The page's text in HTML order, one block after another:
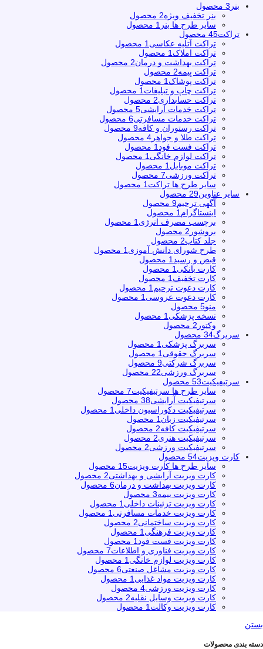
بنر 3 محصول
بنر تخفیف ویژه2 محصول
سایر طرح ها بنر 1 محصول
تراکت45 محصول
تراکت آتلیه عکاسی 1 محصول
تراکت املاک 1 محصول
تراکت بهداشت و درمان2 محصول
تراکت بِيمه2 محصول
تراکت پوشاک 1 محصول
تراکت چاپ و تبلیغات 1 محصول
تراکت حسابداری2 محصول
تراکت خدمات آرایشی5 محصول
تراکت خدمات مسافرتی6 محصول
تراکت رستوران و کافه9 محصول
تراکت طلا و جواهر 4 محصول
تراکت فست فود 1 محصول
تراکت لوازم خانگی 1 محصول
تراکت موبایل 1 محصول
تراکت ورزشی7 محصول
سایر طرح ها تراکت 1 محصول
سایر عناوین29 محصول
آگهی ترحیم9 محصول
اینستاگرام 1 محصول
برچسب مصرف انرژی 1 محصول
بروشور 2 محصول
جلد کتاب2 محصول
طرح شورای دانش آموزی 1 محصول
قبض و رسید 1 محصول
کارت بانکی 1 محصول
کارت تخفیف 1 محصول
کارت دعوت ترحیم 1 محصول
کارت دعوت عروسی 1 محصول
منو5 محصول
نسخه پزشکی 1 محصول
وکتور 2 محصول
سربرگ34 محصول
سربرگ پزشکی 1 محصول
سربرگ حقوقی 1 محصول
سربرگ شرکتی9 محصول
سربرگ ورزشی22 محصول
سرتیفیکیت53 محصول
سایر طرح ها سرتیفیکیت7 محصول
سرتیفیکیت آرایشی38 محصول
سرتیفیکیت دکوراسیون داخلی 1 محصول
سرتیفیکیت زبان 1 محصول
سرتیفیکیت کافه2 محصول
سرتیفیکیت هنری2 محصول
سرتیفیکیت ورزشی2 محصول
کارت ویزیت54 محصول
سایر طرح ها کارت ویزیت15 محصول
کارت ویزیت آرایشی و بهداشتی2 محصول
کارت ویزیت بهداشت و درمان6 محصول
کارت ویزیت بیمه3 محصول
کارت ویزیت تزئینات داخلی 1 محصول
کارت ویزیت خدمات مسافرتی 1 محصول
کارت ویزیت ساختمانی2 محصول
کارت ویزیت فرهنگی 1 محصول
کارت ویزیت فست فود 1 محصول
کارت ویزیت فناوری و اطلاعات7 محصول
کارت ویزیت لوازم خانگی 1 محصول
کارت ویزیت مشاغل صنعتی6 محصول
کارت ویزیت مواد غذایی 1 محصول
کارت ویزیت ورزشی4 محصول
کارت ویزیت وسایل نقلیه2 محصول
کارت ویزیت وکالت 1 محصول
بستن
دسته بندی محصولات